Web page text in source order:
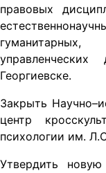
правовых
Георгиевске.
Закрыть
центр
психологии им.
Утвердить